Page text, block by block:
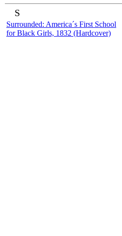
S
Surrounded: America´s First School
for Black Girls, 1832 (Hardcover)